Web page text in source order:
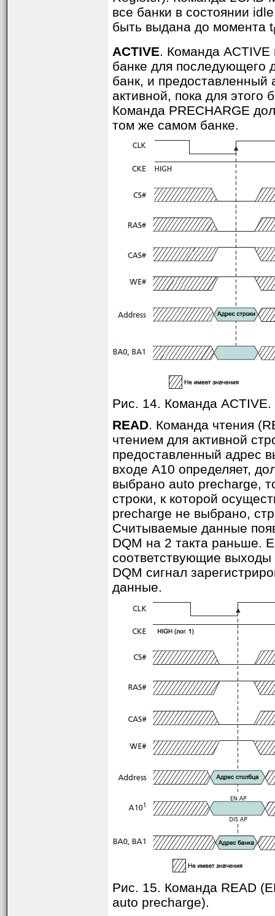
все банки в состоянии
быть выдана до момента t
ACTIVE. Команда ACTIVE
банке для последующего
банк, и предоставленный
активной, пока для этого
Команда PRECHARGE
том же самом банке.
Рис. 14. Команда ACTIVE.
READ. Команда чтения
чтением для активной
предоставленный адрес
входе A10 определяет,
выбрано auto precharge,
строки, к которой
precharge не выбрано,
Считываемые данные
DQM на 2 такта раньше.
соответствующие выходы
DQM сигнал
данные.
Рис. 15. Команда READ
auto precharge).